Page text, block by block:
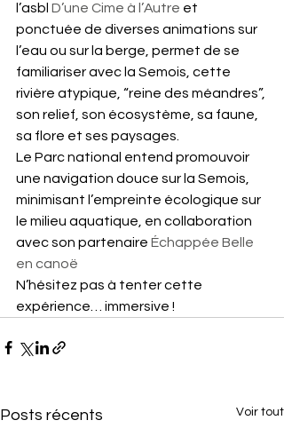
l’asbl D’une Cime à l’Autre et
ponctuée de diverses animations sur
l’eau ou sur la berge, permet de se
familiariser avec la Semois, cette
rivière atypique, “reine des méandres”,
son relief, son écosystème, sa faune,
sa flore et ses paysages.
Le Parc national entend promouvoir
une navigation douce sur la Semois,
minimisant l’empreinte écologique sur
le milieu aquatique, en collaboration
avec son partenaire Échappée Belle
en canoë
N’hésitez pas à tenter cette
expérience… immersive !
Posts récents Voir tout